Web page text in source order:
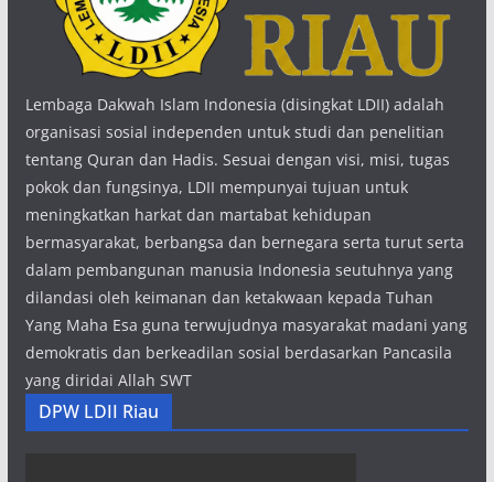
Lembaga Dakwah Islam Indonesia (disingkat LDII) adalah
organisasi sosial independen untuk studi dan penelitian
tentang Quran dan Hadis. Sesuai dengan visi, misi, tugas
pokok dan fungsinya, LDII mempunyai tujuan untuk
meningkatkan harkat dan martabat kehidupan
bermasyarakat, berbangsa dan bernegara serta turut serta
dalam pembangunan manusia Indonesia seutuhnya yang
dilandasi oleh keimanan dan ketakwaan kepada Tuhan
Yang Maha Esa guna terwujudnya masyarakat madani yang
demokratis dan berkeadilan sosial berdasarkan Pancasila
yang diridai Allah SWT
DPW LDII Riau